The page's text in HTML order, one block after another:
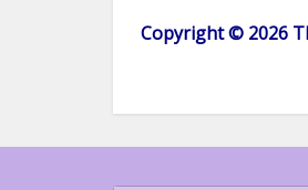
Copyright © 2026